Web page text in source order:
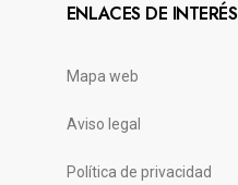
ENLACES DE INTERÉS
Mapa web
Aviso legal
Política de privacidad